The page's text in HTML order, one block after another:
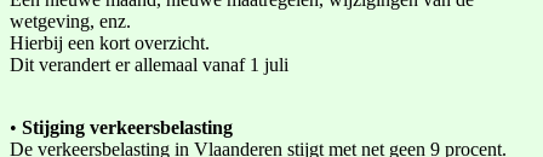
wetgeving, enz.
Hierbij een kort overzicht.
Dit verandert er allemaal vanaf 1 juli
• Stijging verkeersbelasting
De verkeersbelasting in Vlaanderen stijgt met net geen 9 procent.